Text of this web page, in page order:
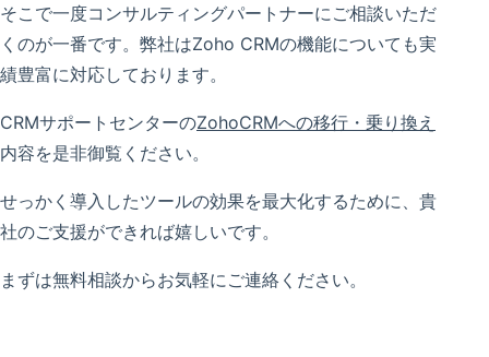
そこで一度コンサルティングパートナーにご相談いただ
くのが一番です。弊社はZoho CRMの機能についても実
績豊富に対応しております。
CRMサポートセンターのZohoCRMへの移行・乗り換え
内容を是非御覧ください。
せっかく導入したツールの効果を最大化するために、貴
社のご支援ができれば嬉しいです。
まずは無料相談からお気軽にご連絡ください。